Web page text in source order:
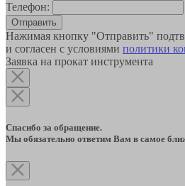
Телефон:
Отправить
Нажимая кнопку "Отправить"
и согласен с условиями политики
Заявка на прокат инструмента
Спасибо за обращение.
Мы обязательно ответим Вам в самое